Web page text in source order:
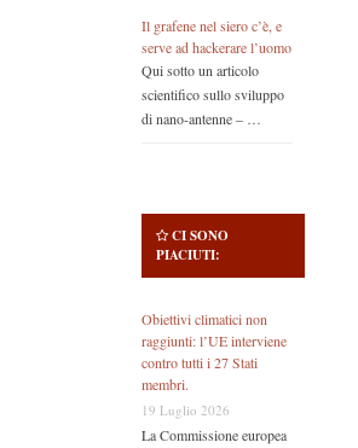
Il grafene nel siero c’è, e
serve ad hackerare l’uomo
Qui sotto un articolo
scientifico sullo sviluppo
di nano-antenne – …
CI SONO
PIACIUTI:
Obiettivi climatici non
raggiunti: l’UE interviene
contro tutti i 27 Stati
membri.
19 Luglio 2026
La Commissione europea